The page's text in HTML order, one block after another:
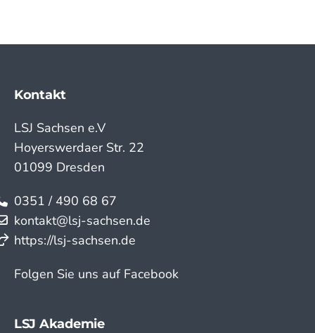
Kontakt
LSJ Sachsen e.V
Hoyerswerdaer Str. 22
01099 Dresden
0351 / 490 68 67
kontakt@lsj-sachsen.de
https://lsj-sachsen.de
Folgen Sie uns auf Facebook
LSJ Akademie